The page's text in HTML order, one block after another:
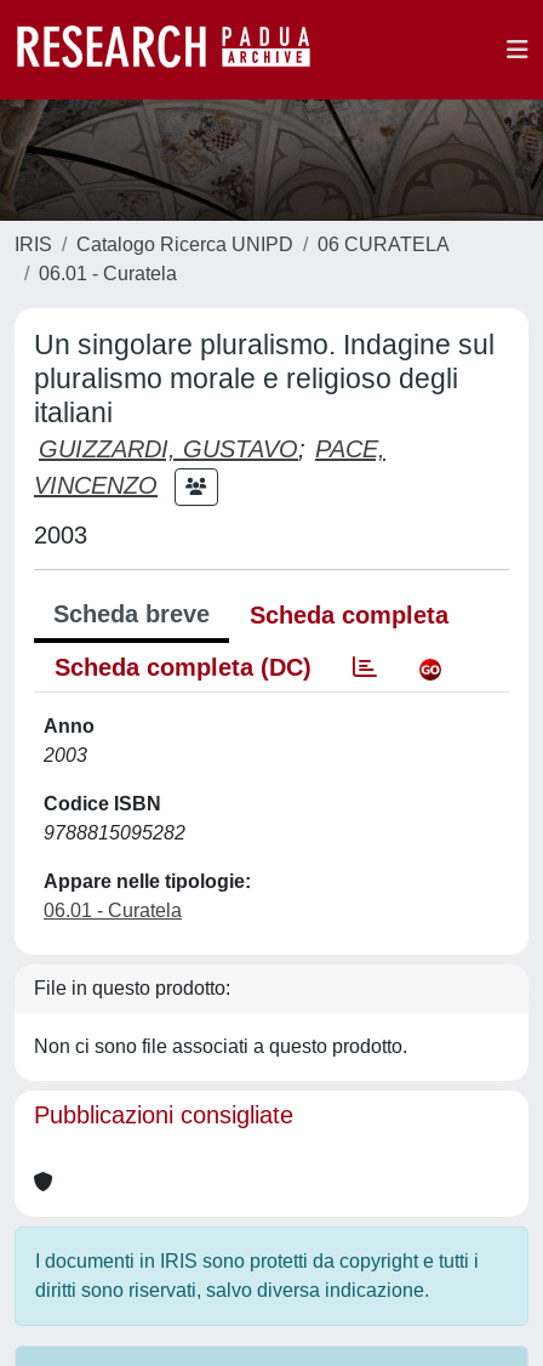
IRIS Catalogo Ricerca UNIPD
06 CURATELA
06.01 - Curatela
Un singolare pluralismo. Indagine sul
pluralismo morale e religioso degli
italiani
GUIZZARDI, GUSTAVO; PACE,
VINCENZO
2003
Scheda breve
Scheda completa
Scheda completa (DC)
Anno
2003
Codice ISBN
9788815095282
Appare nelle tipologie:
06.01 - Curatela
File in questo prodotto:
Non ci sono file associati a questo prodotto.
Pubblicazioni consigliate
I documenti in IRIS sono protetti da copyright e tutti i
diritti sono riservati, salvo diversa indicazione.